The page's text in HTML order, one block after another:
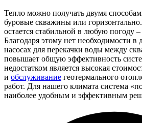
Тепло можно получать двумя
буровые скважины или
остается стабильной в любую погоду
Благодаря этому нет необходимости в
насосах для перекачки воды между
повышает общую эффективность
недостатком является высокая
и обслуживание геотермального
работ. Для нашего климата система
наиболее удобным и эффективным